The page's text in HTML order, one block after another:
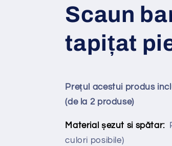
Scaun
tapițat
Prețul acestui produs
(de la 2 produse)
Material șezut si spătar:
culori posibile)